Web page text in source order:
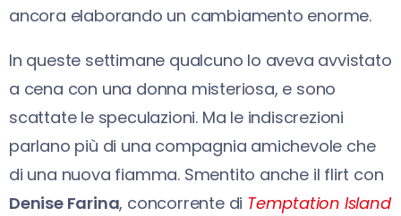
ancora elaborando un cambiamento enorme.
In queste settimane qualcuno lo aveva avvistato
a cena con una donna misteriosa, e sono
scattate le speculazioni. Ma le indiscrezioni
parlano più di una compagnia amichevole che
di una nuova fiamma. Smentito anche il flirt con
Denise Farina, concorrente di Temptation Island